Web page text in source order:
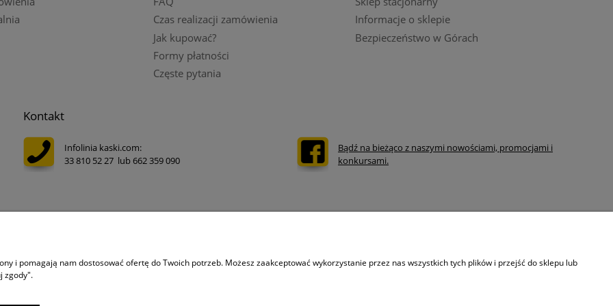
Czas realizacji zamówienia
Jak kupować?
Formy płatności
Częste pytania
Informacje o sklepie
Bezpieczeństwo w Górach
Kontakt
Infolinia kaski.com:
33 810 52 27 lub 662 359 090
Bądź na bieżąco z naszymi nowościami, promocjami i
konkursami.
oznacza zgodę na wykorzystywanie plików cookies. Szczegółowe informacje w
i pomagają nam dostosować ofertę do Twoich potrzeb. Możesz zaakceptować wykorzystanie przez nas wszystkich tych plików i przejść do sklepu lub
zgody".